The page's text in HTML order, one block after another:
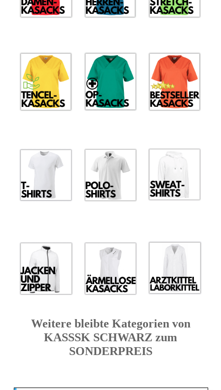
Weitere bleibte Kategorien von
KASSSK SCHWARZ zum
SONDERPREIS